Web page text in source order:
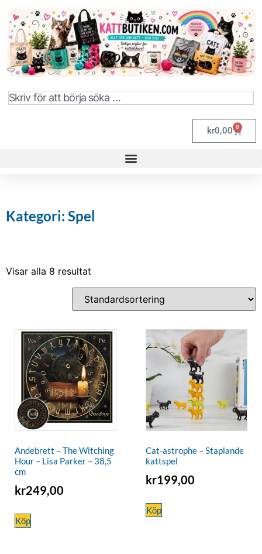
kr0,00 0
Kategori: Spel
Visar alla 8 resultat
Andebrett – The Witching
Hour – Lisa Parker – 38,5
cm
kr249,00
Köp
Cat-astrophe – Staplande
kattspel
kr199,00
Köp